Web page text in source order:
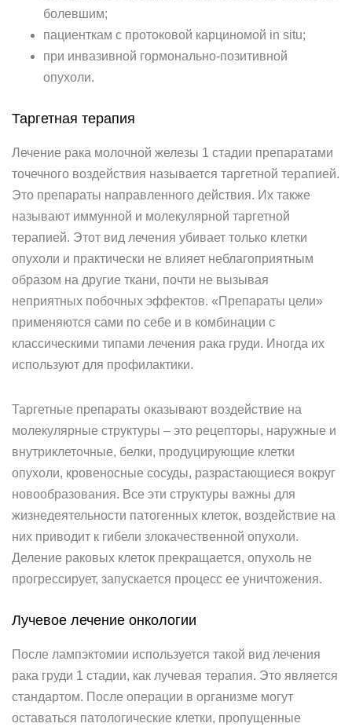
болевшим;
пациенткам с протоковой карциномой in situ;
при инвазивной гормонально-позитивной
опухоли.
Таргетная терапия­
Лечение рака молочной железы 1 стадии препаратами
точечного воздействия называется таргетной терапией.
Это препараты направленного действия. Их также
называют иммунной и молекулярной таргетной
терапией. Этот вид лечения убивает только клетки
опухоли и практически не влияет неблагоприятным
образом на другие ткани, почти не вызывая
неприятных побочных эффектов. «Препараты цели»
применяются сами по себе и в комбинации с
классическими типами лечения рака груди. Иногда их
используют для профилактики.
Таргетные препараты оказывают воздействие на
молекулярные структуры – это рецепторы, наружные и
внутриклеточные, белки, продуцирующие клетки
опухоли, кровеносные сосуды, разрастающиеся ­вокруг
новообразования. Все эти структуры важны для
жизнедеятельности патогенных клеток, воздействие на
них приводит к гибели злокачественной опухоли.
Деление раковых клеток прекращается, опухоль не
прогрессирует, запускается процесс ее уничтожения.
Лучевое лечение онкологии
После лампэктомии используется такой вид лечения
рака груди 1 стадии, как лучевая терапия. Это является
стандартом. После операции в организме могут
оставаться патологические клетки, пропущенные